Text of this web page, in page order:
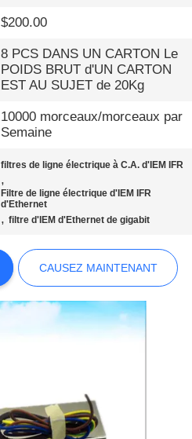
$200.00
8 PCS DANS UN CARTON Le
POIDS BRUT d'UN CARTON
EST AU SUJET de 20Kg
10000 morceaux/morceaux par
Semaine
filtres de ligne électrique à C.A. d'IEM IFR
,
Filtre de ligne électrique d'IEM IFR
d'Ethernet
,filtre d'IEM d'Ethernet de gigabit
CAUSEZ MAINTENANT